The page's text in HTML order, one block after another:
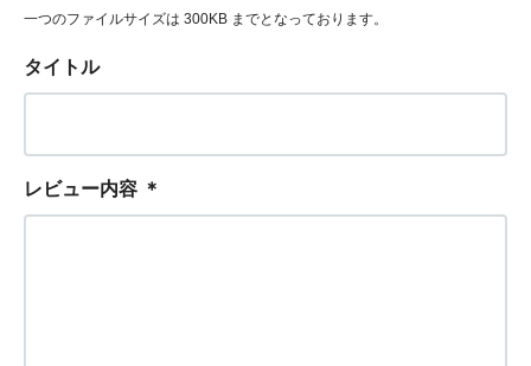
一つのファイルサイズは 300KB までとなっております。
タイトル
レビュー内容 ＊